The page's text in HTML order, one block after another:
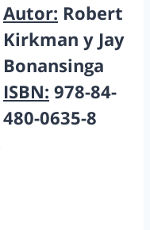
Autor: Robert
Kirkman y Jay
Bonansinga
ISBN: 978-84-
480-0635-8